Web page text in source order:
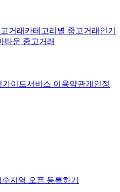
거래 카테고리별 중고거래 인기
타운 중고거래
가이드서비스 이용약관개인정
수지역 오픈 등록하기